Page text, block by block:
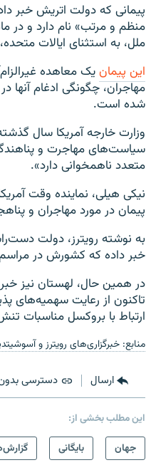
پیمانی که دولت اتریش خبر
ملل، به استثنای ایالات
این پیمانیک معاهده
مهاجران، چگونگی ادغام آنها
شده است.
وزارت خارجه آمریکا سال
سیاست‌های مهاجرت و
متعدد ناهمخوانی دارد».
نیکی هیلی، نماینده وقت
پیمان در مورد مهاجران و
به نوشته رویترز، دولت
خبر داده که کشورش در
در همین حال، لهستان نیز
تاکنون از رعایت سهمیه‌های
ارتباط با بروکسل مناسبات
منابع: خبرگزاری‌های رویترز و
ارسال دسترسی
این مطلب بخشی از:
جهان
بایگانی